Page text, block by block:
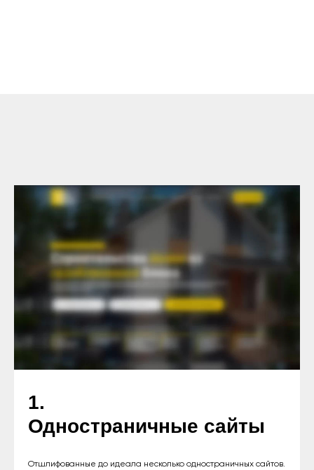
1.
Одностраничные сайты
Отшлифованные до идеала несколько одностраничных сайтов.